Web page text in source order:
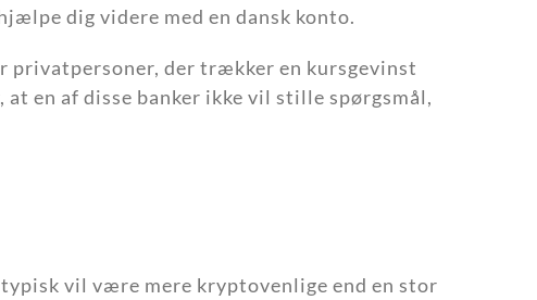
dig videre med en dansk konto.
privatpersoner, der trækker en kursgevinst
en af disse banker ikke vil stille spørgsmål,
vil være mere kryptovenlige end en stor